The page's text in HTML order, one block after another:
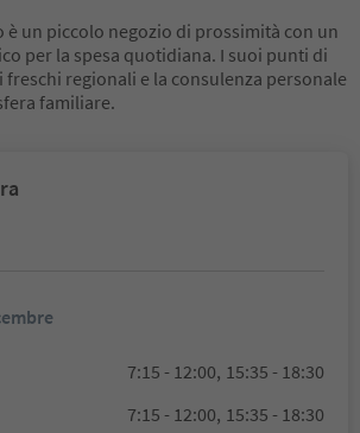
è un piccolo negozio di prossimità con un
per la spesa quotidiana. I suoi punti di
regionali e la consulenza personale
familiare.
7:15 - 12:00, 15:35 - 18:30
7:15 - 12:00, 15:35 - 18:30